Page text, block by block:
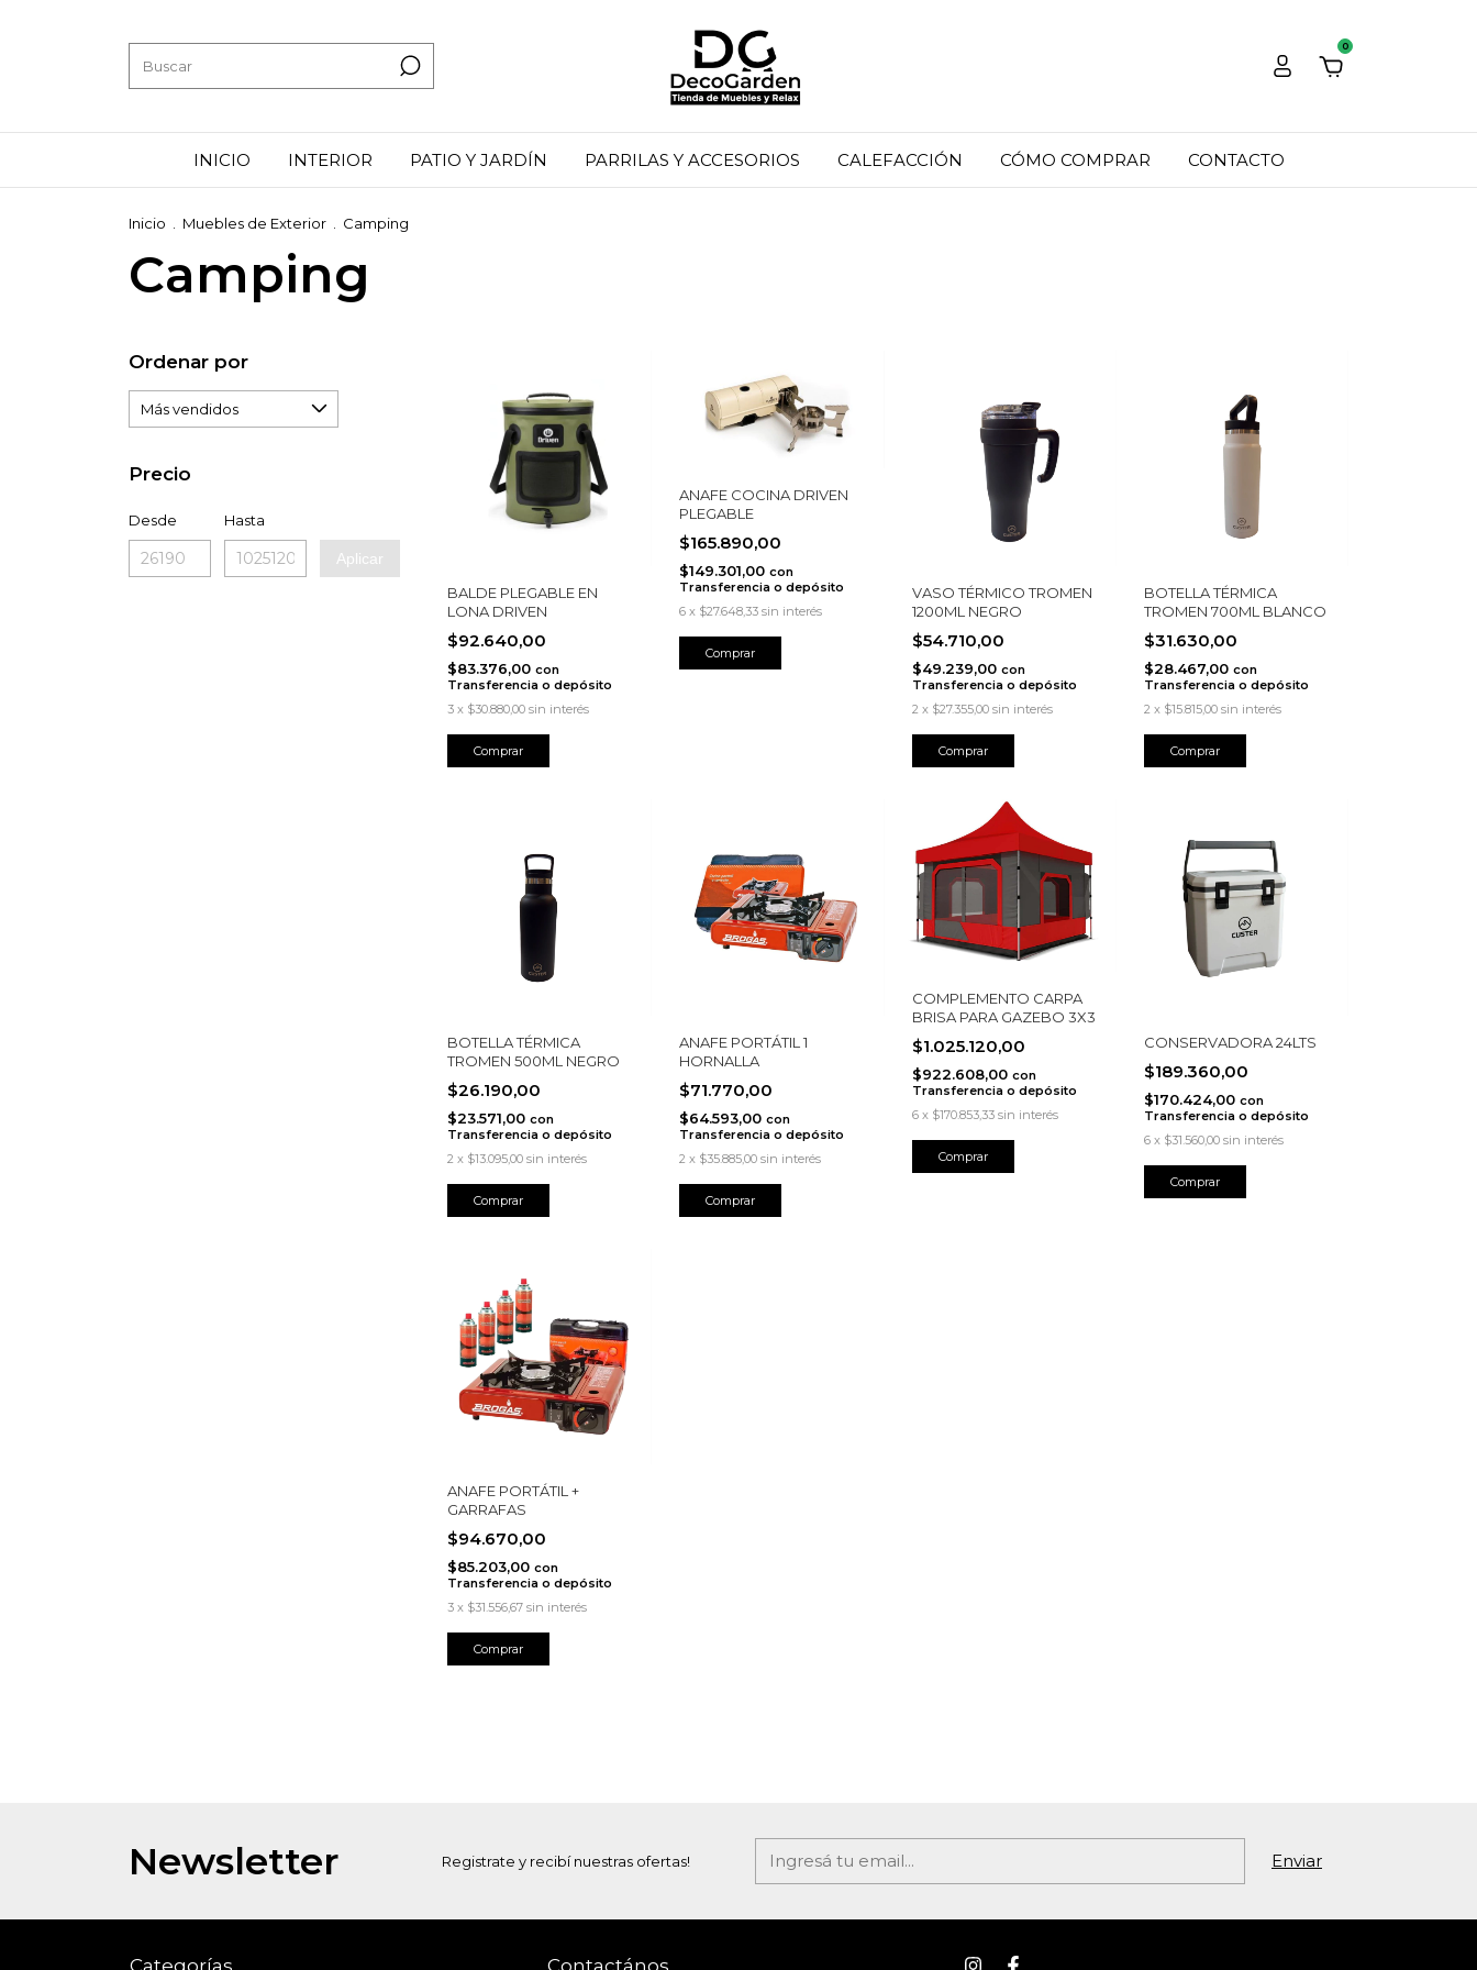
0
INICIO INTERIOR PATIO Y JARDÍN PARRILAS Y ACCESORIOS CALEFACCIÓN CÓMO COMPRAR CONTACTO
Inicio Muebles de Exterior Camping
Camping
Ordenar por
Precio
Desde Hasta
Aplicar
BALDE PLEGABLE EN
LONA DRIVEN
$92.640,00
$83.376,00 con
Transferencia o depósito
3 x $30.880,00 sin interés
ANAFE COCINA DRIVEN
PLEGABLE
$165.890,00
$149.301,00con
Transferencia o depósito
6 x $27.648,33 sin interés
VASO TÉRMICO TROMEN
1200ML NEGRO
$54.710,00
$49.239,00 con
Transferencia o depósito
2 x $27.355,00 sin interés
BOTELLA TÉRMICA
TROMEN 700ML BLANCO
$31.630,00
$28.467,00 con
Transferencia o depósito
2 x $15.815,00 sin interés
BOTELLA TÉRMICA
TROMEN 500ML NEGRO
$26.190,00
$23.571,00 con
Transferencia o depósito
2 x $13.095,00 sin interés
ANAFE PORTÁTIL 1
HORNALLA
$71.770,00
$64.593,00con
Transferencia o depósito
2 x $35.885,00 sin interés
COMPLEMENTO CARPA
BRISA PARA GAZEBO 3X3
$1.025.120,00
$922.608,00 con
Transferencia o depósito
6 x $170.853,33 sin interés
CONSERVADORA 24LTS
$189.360,00
$170.424,00 con
Transferencia o depósito
6 x $31.560,00 sin interés
ANAFE PORTÁTIL +
GARRAFAS
$94.670,00
$85.203,00 con
Transferencia o depósito
3 x $31.556,67 sin interés
Newsletter Registrate y recibí nuestras ofertas!
Categorías Contactános